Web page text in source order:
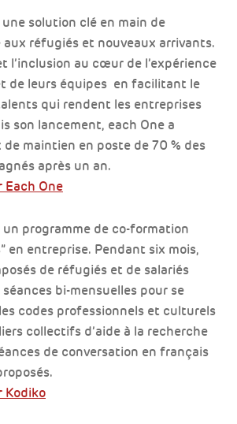
solution clé en main de
réfugiés et nouveaux arrivants.
l’inclusion au cœur de l’expérience
de leurs équipes en facilitant le
qui rendent les entreprises
son lancement, each One a
maintien en poste de 70 % des
après un an.
Each One
un programme de co-formation
en entreprise. Pendant six mois,
de réfugiés et de salariés
bi-mensuelles pour se
codes professionnels et culturels
collectifs d’aide à la recherche
de conversation en français
Kodiko